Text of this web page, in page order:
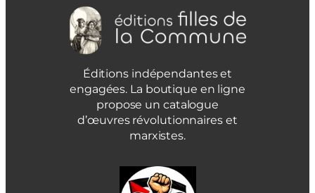
Éditions indépendantes et
engagées. La boutique en ligne
propose un catalogue
d’œuvres révolutionnaires et
marxistes.